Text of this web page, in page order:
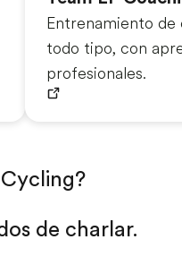
Entrenamiento de
todo tipo, con
profesionales.
de charlar.